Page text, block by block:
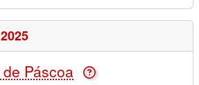
Páscoa